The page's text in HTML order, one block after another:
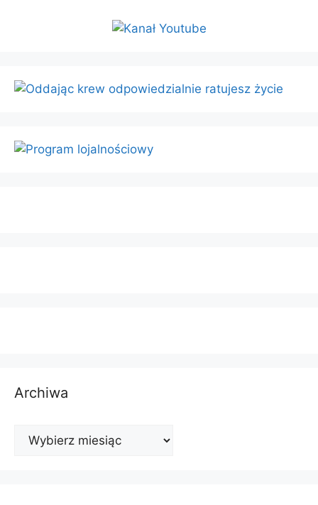
Archiwa
Archiwa